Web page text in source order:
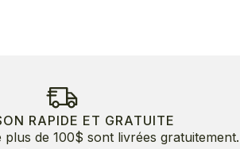
RAPIDE ET GRATUITE
plus de 100$ sont livrées gratuitement.